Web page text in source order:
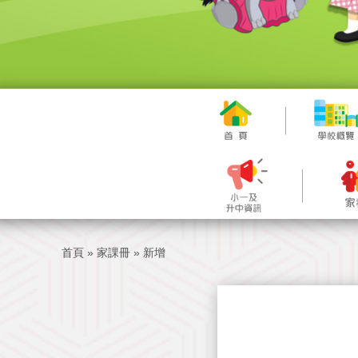
首頁 » 家課冊 » 新增